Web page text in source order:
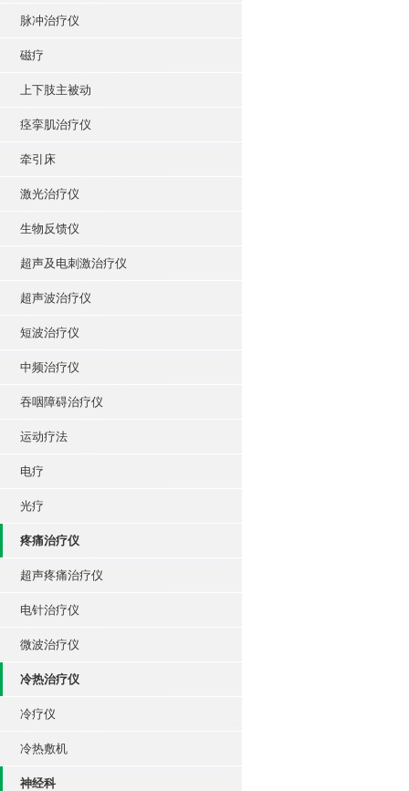
脉冲治疗仪
磁疗
上下肢主被动
痉挛肌治疗仪
牵引床
激光治疗仪
生物反馈仪
超声及电刺激治疗仪
超声波治疗仪
短波治疗仪
中频治疗仪
吞咽障碍治疗仪
运动疗法
电疗
光疗
疼痛治疗仪
超声疼痛治疗仪
电针治疗仪
微波治疗仪
冷热治疗仪
冷疗仪
冷热敷机
神经科